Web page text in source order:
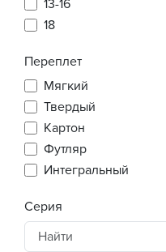
13-16
18
Переплет
Мягкий
Твердый
Картон
Футляр
Интегральный
Серия